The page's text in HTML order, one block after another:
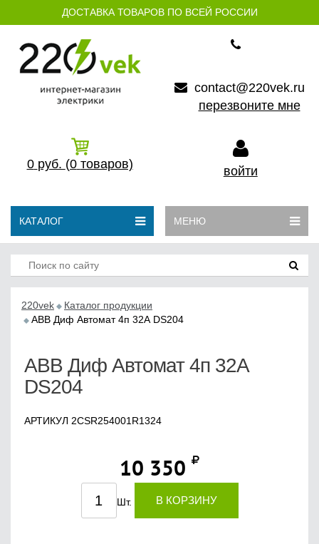
ДОСТАВКА ТОВАРОВ ПО ВСЕЙ РОССИИ
contact@220vek.ru
перезвоните мне
0 руб. (0 товаров) войти
КАТАЛОГ МЕНЮ
220vek
Каталог продукции
ABB Диф Автомат 4п 32А DS204
ABB Диф Автомат 4п 32А
DS204
АРТИКУЛ 2CSR254001R1324
10 350
Шт. В КОРЗИНУ